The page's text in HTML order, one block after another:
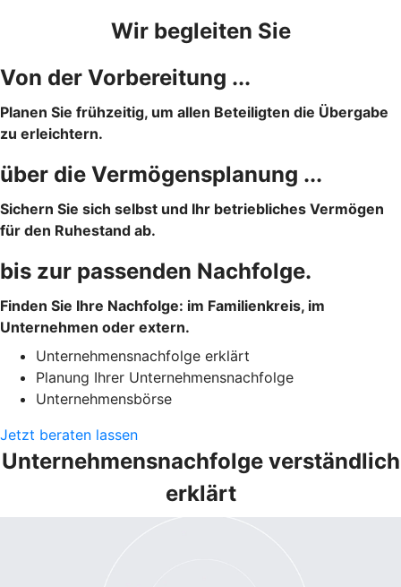
Wir begleiten Sie
Von der Vorbereitung ...
Planen Sie frühzeitig, um allen Beteiligten die Übergabe
zu erleichtern.
über die Vermögensplanung ...
Sichern Sie sich selbst und Ihr betriebliches Vermögen
für den Ruhestand ab.
bis zur passenden Nachfolge.
Finden Sie Ihre Nachfolge: im Familienkreis, im
Unternehmen oder extern.
Unternehmensnachfolge erklärt
Planung Ihrer Unternehmensnachfolge
Unternehmensbörse
Jetzt beraten lassen
Unternehmensnachfolge verständlich
erklärt